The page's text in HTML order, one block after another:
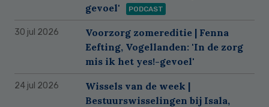
gevoel'
PODCAST
30 jul 2026
Voorzorg zomereditie | Fenna
Eefting, Vogellanden: 'In de zorg
mis ik het yes!-gevoel'
24 jul 2026
Wissels van de week |
Bestuurswisselingen bij Isala,